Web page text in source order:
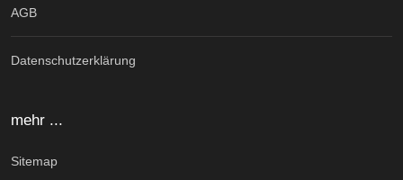
AGB
Datenschutzerklärung
mehr ...
Sitemap